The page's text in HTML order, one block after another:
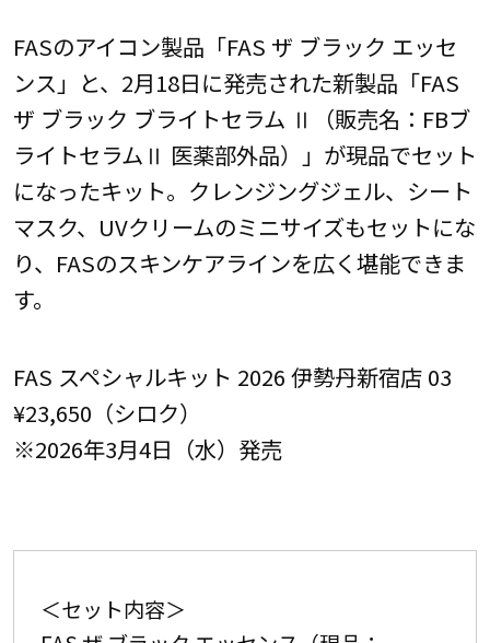
FASのアイコン製品「FAS ザ ブラック エッセ
ンス」と、2月18日に発売された新製品「FAS
ザ ブラック ブライトセラム Ⅱ（販売名：FBブ
ライトセラムⅡ 医薬部外品）」が現品でセット
になったキット。クレンジングジェル、シート
マスク、UVクリームのミニサイズもセットにな
り、FASのスキンケアラインを広く堪能できま
す。
FAS スペシャルキット 2026 伊勢丹新宿店 03
¥23,650（シロク）
※2026年3月4日（水）発売
＜セット内容＞